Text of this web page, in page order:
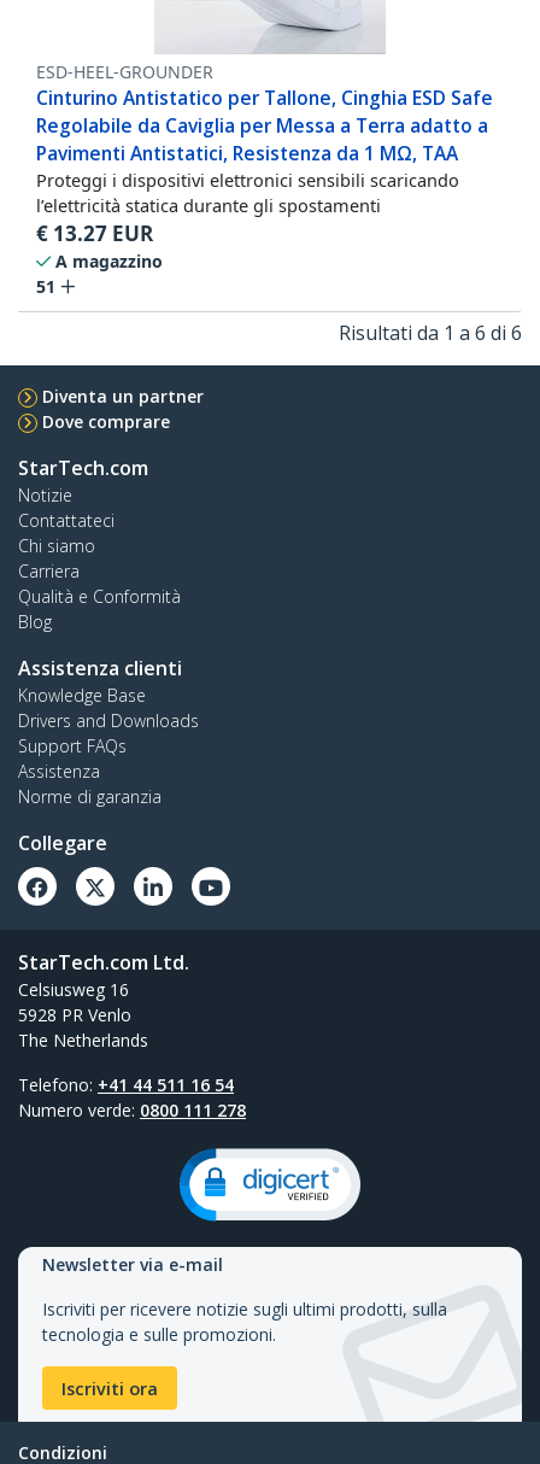
ESD-HEEL-GROUNDER
Cinturino Antistatico per Tallone, Cinghia ESD Safe
Regolabile da Caviglia per Messa a Terra adatto a
Pavimenti Antistatici, Resistenza da 1 MΩ, TAA
Proteggi i dispositivi elettronici sensibili scaricando
l’elettricità statica durante gli spostamenti
€ 13.27 EUR
A magazzino
51
Risultati da 1 a 6 di 6
Diventa un partner
Dove comprare
StarTech.com
Notizie
Contattateci
Chi siamo
Carriera
Qualità e Conformità
Blog
Assistenza clienti
Knowledge Base
Drivers and Downloads
Support FAQs
Assistenza
Norme di garanzia
Collegare
StarTech.com Ltd.
Celsiusweg 16
5928 PR Venlo
The Netherlands
Telefono: +41 44 511 16 54
Numero verde: 0800 111 278
Newsletter via e-mail
Iscriviti per ricevere notizie sugli ultimi prodotti, sulla
tecnologia e sulle promozioni.
Iscriviti ora
Condizioni